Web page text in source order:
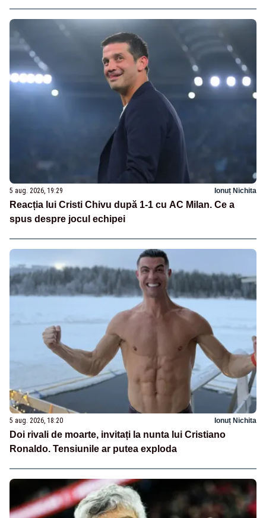
5 aug. 2026, 19:29 Ionuț Nichita
Reacția lui Cristi Chivu după 1-1 cu AC Milan. Ce a
spus despre jocul echipei
5 aug. 2026, 18:20 Ionuț Nichita
Doi rivali de moarte, invitați la nunta lui Cristiano
Ronaldo. Tensiunile ar putea exploda